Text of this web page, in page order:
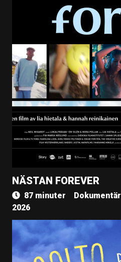
NÄSTAN FOREVER
87 minuter Dokumentär
2026